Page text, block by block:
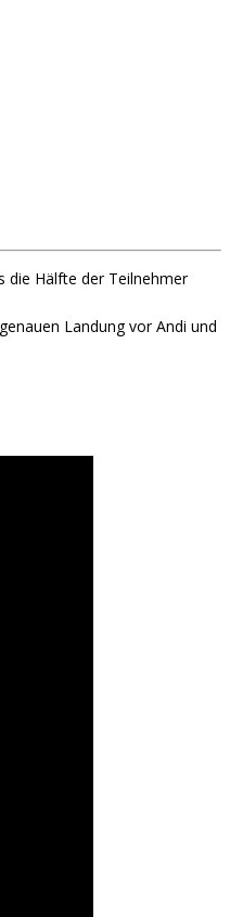
die Hälfte der Teilnehmer
Landung vor Andi und